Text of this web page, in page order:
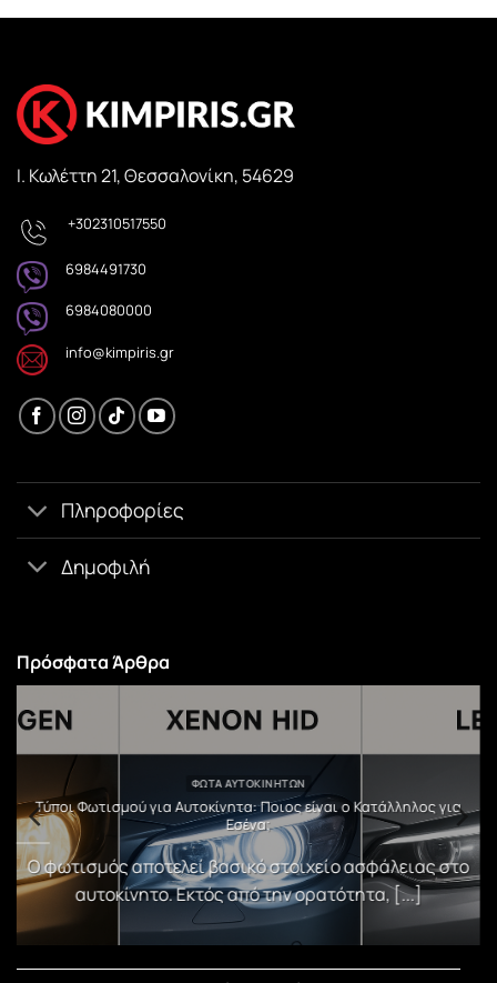
Ι. Κωλέττη 21, Θεσσαλονίκη, 54629
+302310517550
6984491730
6984080000
info@kimpiris.gr
Πληροφορίες
Δημοφιλή
Πρόσφατα Άρθρα
ΦΏΤΑ ΑΥΤΟΚΙΝΉΤΩΝ
Τύποι Φωτισμού για Αυτοκίνητα: Ποιος είναι ο Κατάλληλος για
Εσένα;
Ο φωτισμός αποτελεί βασικό στοιχείο ασφάλειας στο
αυτοκίνητο. Εκτός από την ορατότητα, [...]